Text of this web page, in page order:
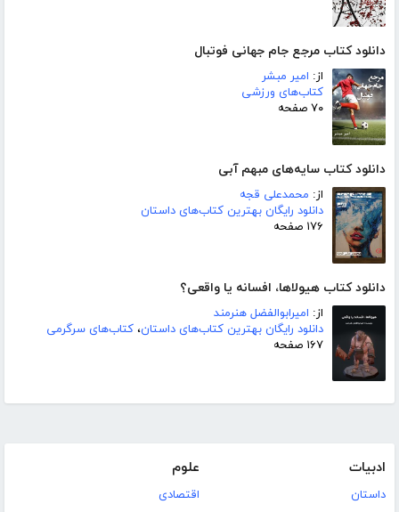
دانلود کتاب مرجع جام جهانی فوتبال
از: امیر مبشر
کتاب‌های ورزشی
۷۰ صفحه
دانلود کتاب سایه‌های مبهم آبی
از: محمدعلی قجه
دانلود رایگان بهترین کتاب‌های داستان
۱۷۶ صفحه
دانلود کتاب هیولاها، افسانه یا واقعی؟
از: امیرابوالفضل هنرمند
دانلود رایگان بهترین کتاب‌های داستان، کتاب‌های سرگرمی
۱۶۷ صفحه
ادبیات
داستان
علوم
اقتصادی